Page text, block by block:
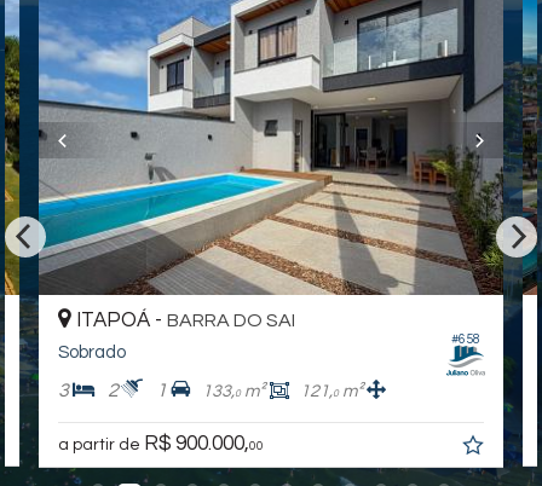
#658
ITAPOÁ -BARRA DO SAI
Sobrado
3 2 1 133,0m² 121,0m²
a partir de R$ 900.000,00